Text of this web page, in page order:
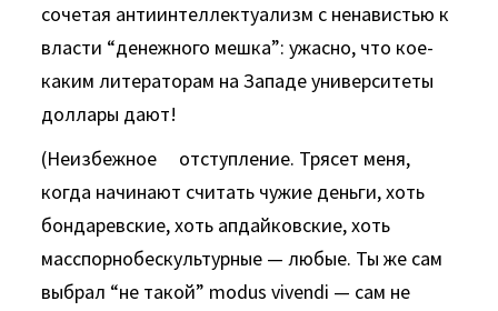
сочетая антиинтеллектуализм с ненавистью к
власти “денежного мешка”: ужасно, что кое-
каким литераторам на Западе университеты
доллары дают!
(Неизбежное отступление. Трясет меня,
когда начинают считать чужие деньги, хоть
бондаревские, хоть апдайковские, хоть
масспорнобескультурные — любые. Ты же сам
выбрал “не такой” modus vivendi — сам не